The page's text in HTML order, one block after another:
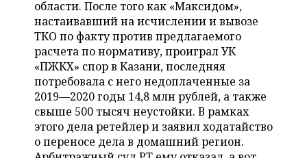
ХОККЕЙ С МЯЧОМ
ПРОИСШЕСТВИЯ
области. После того как «Максидом»,
настаивавший на исчислении и вывозе
ТКО по факту против предлагаемого
расчета по нормативу, проиграл УК
«ПЖКХ» спор в Казани, последняя
потребовала с него недоплаченные за
2019—2020 годы 14,8 млн рублей, а также
свыше 500 тысяч неустойки. В рамках
этого дела ретейлер и заявил ходатайство
о переносе дела в домашний регион.